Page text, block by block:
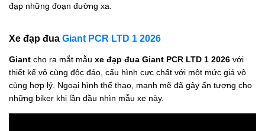
đạp những đoạn đường xa.
Xe đạp đua Giant PCR LTD 1 2026
Giant cho ra mắt mẫu xe đạp đua Giant PCR LTD 1 2026 với
thiết kế vô cùng độc đáo, cấu hình cực chất với một mức giá vô
cùng hợp lý. Ngoại hình thể thao, mạnh mẽ đã gây ấn tượng cho
những biker khi lần đầu nhìn mẫu xe này.